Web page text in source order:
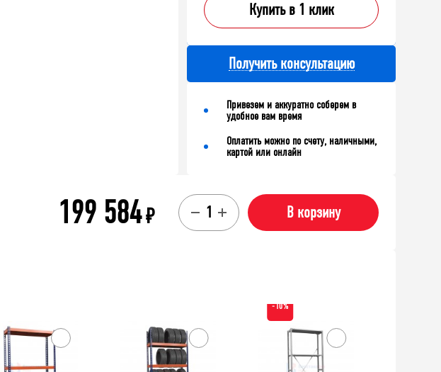
QDR-3 Полка (130х586х205)
Купить в 1 клик
Получить консультацию
Привезем и аккуратно соберем в
удобное вам время
Оплатить можно по счету, наличными,
картой или онлайн
199 584₽ В корзину
-10%